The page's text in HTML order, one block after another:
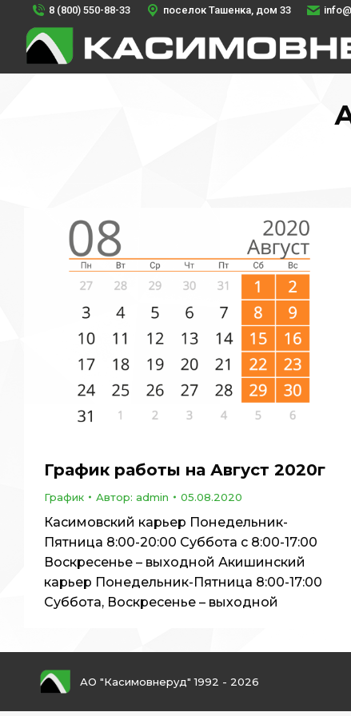
8 (800) 550-88-33 поселок Ташенка, дом 33
График работы на Август 2020г
График Автор: admin 05.08.2020
Касимовский карьер Понедельник-
Пятница 8:00-20:00 Суббота с 8:00-17:00
Воскресенье – выходной Акишинский
карьер Понедельник-Пятница 8:00-17:00
Суббота, Воскресенье – выходной
АО "Касимовнеруд" 1992 - 2026